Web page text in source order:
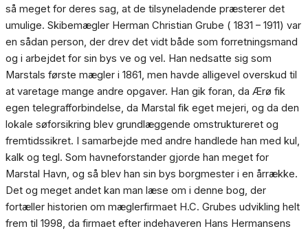
så meget for deres sag, at de tilsyneladende præsterer det
umulige. Skibemægler Herman Christian Grube ( 1831 – 1911) var
en sådan person, der drev det vidt både som forretningsmand
og i arbejdet for sin bys ve og vel. Han nedsatte sig som
Marstals første mægler i 1861, men havde alligevel overskud til
at varetage mange andre opgaver. Han gik foran, da Ærø fik
egen telegrafforbindelse, da Marstal fik eget mejeri, og da den
lokale søforsikring blev grundlæggende omstruktureret og
fremtidssikret. I samarbejde med andre handlede han med kul,
kalk og tegl. Som havneforstander gjorde han meget for
Marstal Havn, og så blev han sin bys borgmester i en årrække.
Det og meget andet kan man læse om i denne bog, der
fortæller historien om mæglerfirmaet H.C. Grubes udvikling helt
frem til 1998, da firmaet efter indehaveren Hans Hermansens